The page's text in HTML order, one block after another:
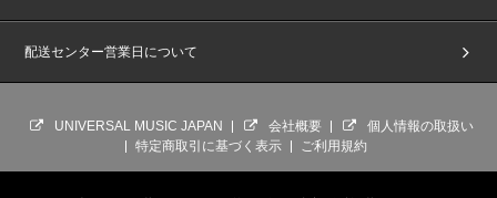
配送センター営業日について
UNIVERSAL MUSIC JAPAN 会社概要
個人情報の取扱い
特定商取引に基づく表示
ご利用規約